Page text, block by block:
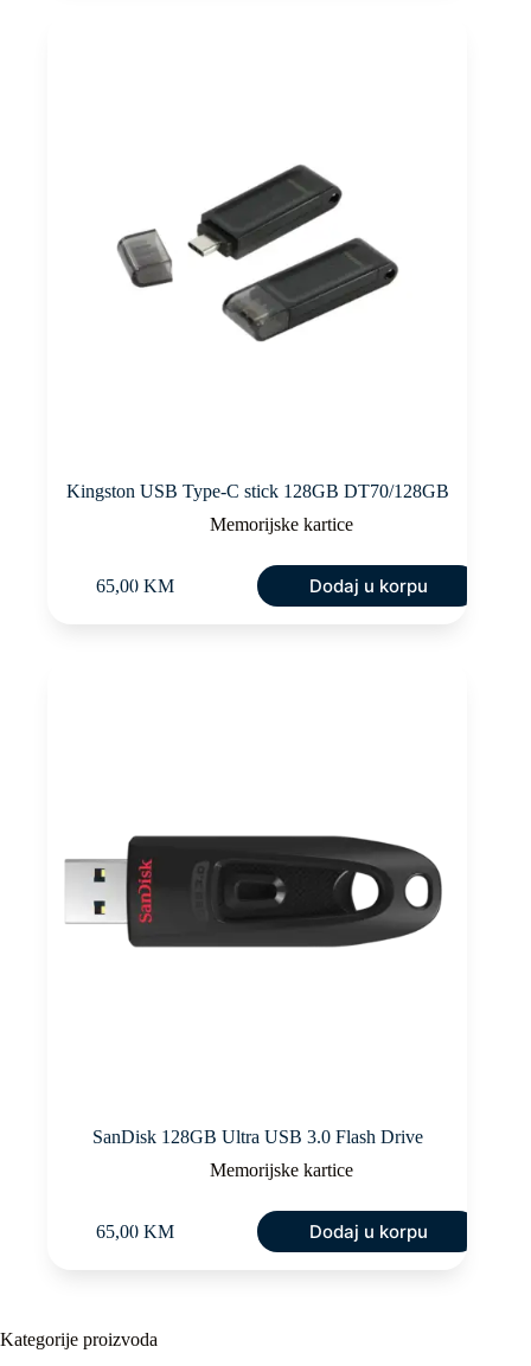
Kingston USB Type-C stick 128GB DT70/128GB
Memorijske kartice
65,00 KM Dodaj u korpu
SanDisk 128GB Ultra USB 3.0 Flash Drive
Memorijske kartice
65,00 KM Dodaj u korpu
Kategorije proizvoda